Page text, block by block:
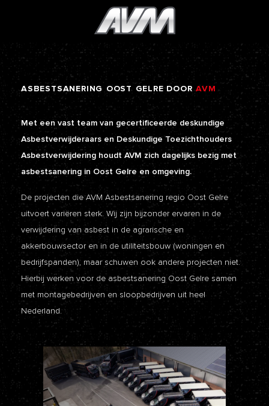
ASBESTSANERING OOST GELRE DOOR AVM
Met een vast team van gecertificeerde deskundige
Asbestverwijderaars en Deskundige Toezichthouders
Asbestverwijdering houdt AVM zich dagelijks bezig met
asbestsanering in Oost Gelre en omgeving.
De projecten die AVM Asbestsanering regio Oost Gelre
uitvoert variëren sterk. Wij zijn bijzonder ervaren in de
verwijdering van asbest in de agrarische en
akkerbouwsector en in de utiliteitsbouw (woningen en
bedrijfspanden), maar schuwen ook andere projecten niet.
Hierbij werken voor de asbestsanering Oost Gelre samen
met montagebedrijven en sloopbedrijven uit heel
Nederland.